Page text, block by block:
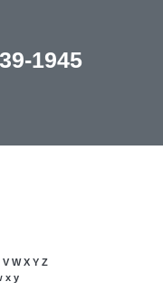
1945
V W X Y Z
x y